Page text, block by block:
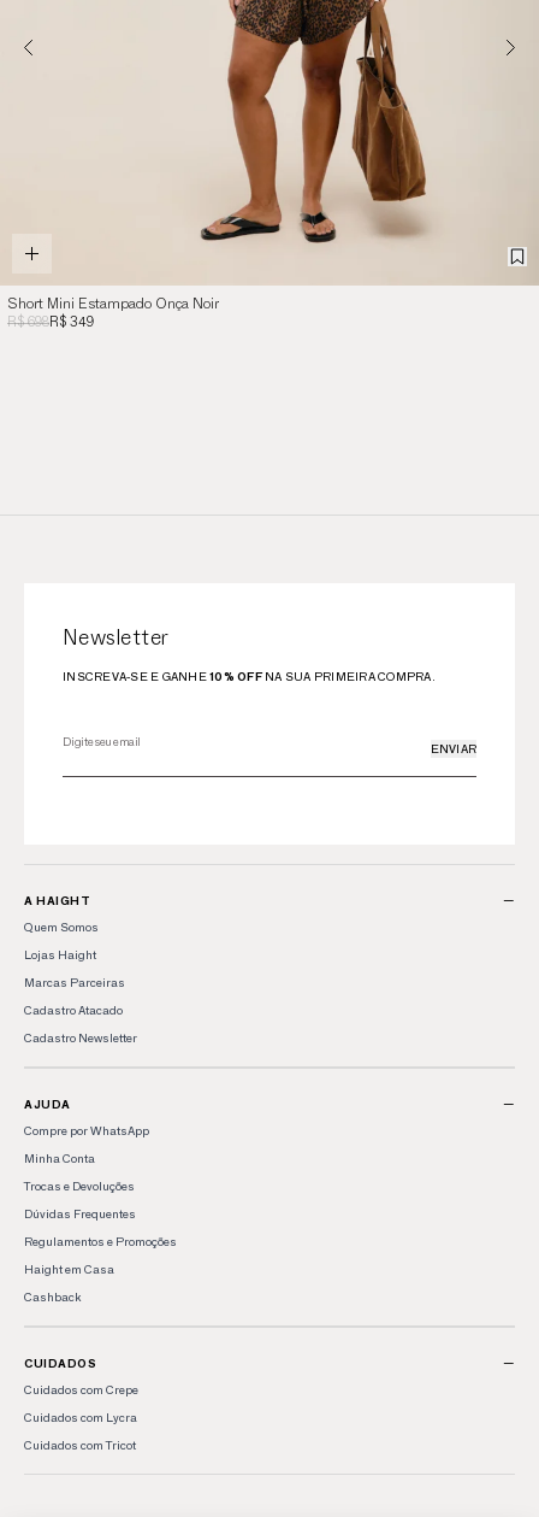
Short Mini Estampado Onça Noir
R$ 698R$ 349
Newsletter
INSCREVA-SE E GANHE10% OFFNA SUA PRIMEIRA COMPRA.
ENVIAR
A HAIGHT −
Quem Somos
Lojas Haight
Marcas Parceiras
Cadastro Atacado
Cadastro Newsletter
AJUDA −
Compre por WhatsApp
Minha Conta
Trocas e Devoluções
Dúvidas Frequentes
Regulamentos e Promoções
Haight em Casa
Cashback
CUIDADOS −
Cuidados com Crepe
Cuidados com Lycra
Cuidados com Tricot